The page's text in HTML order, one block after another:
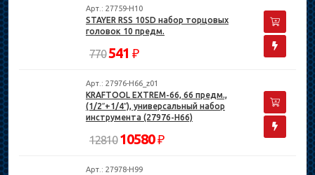
Арт.: 27759-H10
STAYER RSS 10SD набор торцовых
головок 10 предм.
770541 ₽
Арт.: 27976-H66_z01
KRAFTOOL EXTREM-66, 66 предм.,
(1/2″+1/4″), универсальный набор
инструмента (27976-H66)
12810 10580₽
Арт.: 27978-H99